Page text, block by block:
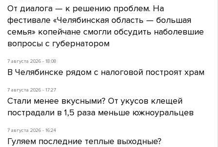
От диалога — к решению проблем. На
фестивале «Челябинская область — большая
семья» копейчане смогли обсудить наболевшие
вопросы с губернатором
7 августа 2026 - 18:08
В Челябинске рядом с налоговой построят храм
7 августа 2026 - 17:27
Стали менее вкусными? От укусов клещей
пострадали в 1,5 раза меньше южноуральцев
7 августа 2026 - 16:24
Гуляем последние теплые выходные?